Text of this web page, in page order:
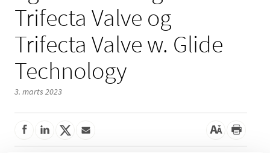
Trifecta Valve og
Trifecta Valve w. Glide
Technology
3. marts 2023